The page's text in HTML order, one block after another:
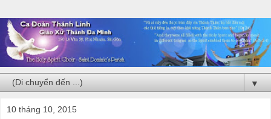
▼
10 tháng 10, 2015